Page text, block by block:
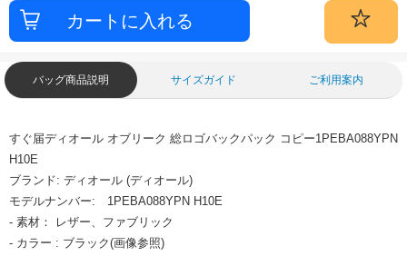
バッグ商品説明 サイズガイド ご利用案内
すぐ届ディオール オブリーク 総ロゴバックパック コピー1PEBA088YPN
H10E
ブランド: ディオール (ディオール)
モデルナンバー: 1PEBA088YPN H10E
- 素材： レザー、ファブリック
- カラー : ブラック(画像参照)